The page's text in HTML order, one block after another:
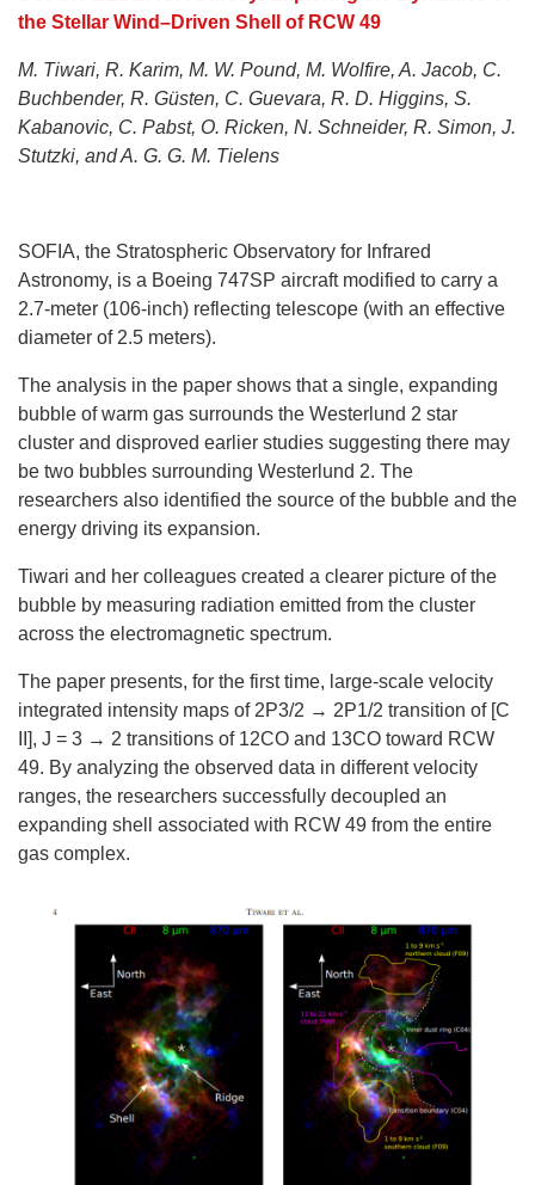
the Stellar Wind–Driven Shell of RCW 49
M. Tiwari, R. Karim, M. W. Pound, M. Wolfire, A. Jacob, C.
Buchbender, R. Güsten, C. Guevara, R. D. Higgins, S.
Kabanovic, C. Pabst, O. Ricken, N. Schneider, R. Simon, J.
Stutzki, and A. G. G. M. Tielens
SOFIA, the Stratospheric Observatory for Infrared
Astronomy, is a Boeing 747SP aircraft modified to carry a
2.7-meter (106-inch) reflecting telescope (with an effective
diameter of 2.5 meters).
The analysis in the paper shows that a single, expanding
bubble of warm gas surrounds the Westerlund 2 star
cluster and disproved earlier studies suggesting there may
be two bubbles surrounding Westerlund 2. The
researchers also identified the source of the bubble and the
energy driving its expansion.
Tiwari and her colleagues created a clearer picture of the
bubble by measuring radiation emitted from the cluster
across the electromagnetic spectrum.
The paper presents, for the first time, large-scale velocity
integrated intensity maps of 2P3/2 → 2P1/2 transition of [C
II], J = 3 → 2 transitions of 12CO and 13CO toward RCW
49. By analyzing the observed data in different velocity
ranges, the researchers successfully decoupled an
expanding shell associated with RCW 49 from the entire
gas complex.